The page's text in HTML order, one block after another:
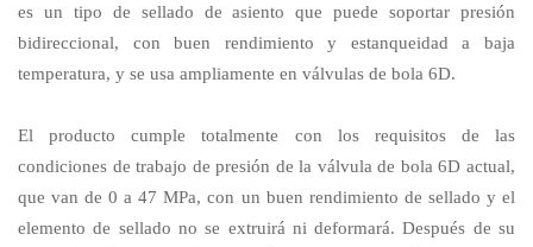
es un tipo de sellado de asiento que puede soportar presión
bidireccional, con buen rendimiento y estanqueidad a baja
temperatura, y se usa ampliamente en válvulas de bola 6D.
El producto cumple totalmente con los requisitos de las
condiciones de trabajo de presión de la válvula de bola 6D actual,
que van de 0 a 47 MPa, con un buen rendimiento de sellado y el
elemento de sellado no se extruirá ni deformará. Después de su